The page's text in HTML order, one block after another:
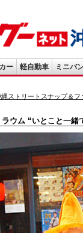
ー 軽自動車 ミニバ
縄ストリートスナップ＆フ
ラウム “いとこと一緒